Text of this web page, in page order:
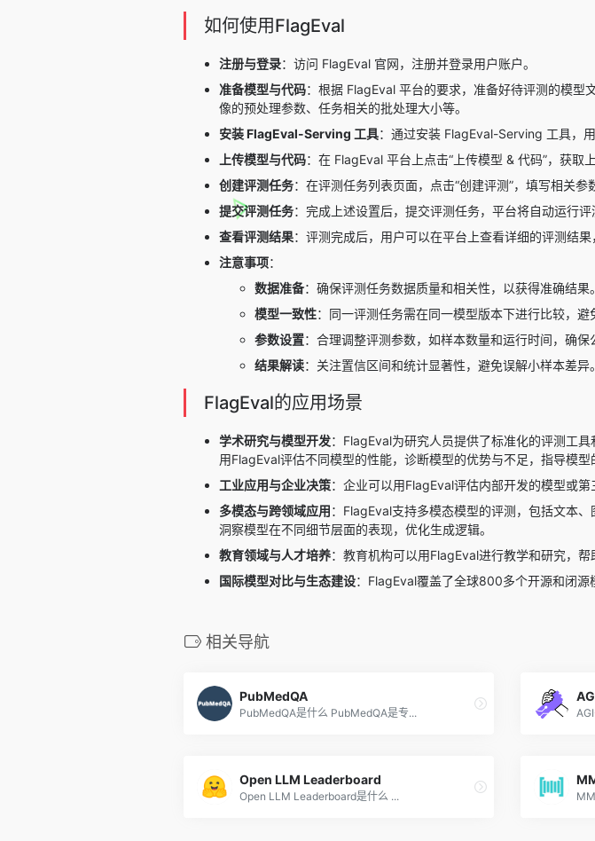
如何使用FlagEval
注册与登录：访问 FlagEval 官网，注册并登录用户账户。
准备模型与代码：根据 FlagEval 平台的要求，准备好待评测的模型
像的预处理参数、任务相关的批处理大小等。
安装 FlagEval-Serving 工具：通过安装 FlagEval-Serving 工具，
上传模型与代码：在 FlagEval 平台上点击“上传模型 & 代码”，获取
创建评测任务：在评测任务列表页面，点击“创建评测”，填写相关
提交评测任务：完成上述设置后，提交评测任务，平台将自动运行评
查看评测结果：评测完成后，用户可以在平台上查看详细的评测结果
注意事项：
数据准备：确保评测任务数据质量和相关性，以获得准确结果。
模型一致性：同一评测任务需在同一模型版本下进行比较，避
参数设置：合理调整评测参数，如样本数量和运行时间，确保
结果解读：关注置信区间和统计显著性，避免误解小样本差异。
FlagEval的应用场景
学术研究与模型开发：FlagEval为研究人员提供了标准化的评测工
用FlagEval评估不同模型的性能，诊断模型的优势与不足，指导模型
工业应用与企业决策：企业可以用FlagEval评估内部开发的模型或
多模态与跨领域应用：FlagEval支持多模态模型的评测，包括文本
洞察模型在不同细节层面的表现，优化生成逻辑。
教育领域与人才培养：教育机构可以用FlagEval进行教学和研究，
国际模型对比与生态建设：FlagEval覆盖了全球800多个开源和闭源
相关导航
PubMedQA
PubMedQA是什么 PubMedQA是专...
Open LLM Leaderboard
Open LLM Leaderboard是什么 ...